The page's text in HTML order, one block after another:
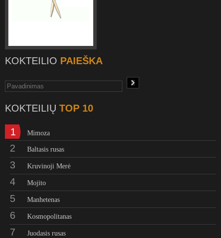
KOKTEILIO PAIEŠKA
KOKTEILIŲ TOP 10
1 Mimoza
2 Baltasis rusas
3 Kruvinoji Merė
4 Mojito
5 Manhetenas
6 Kosmopolitanas
7 Juodasis rusas